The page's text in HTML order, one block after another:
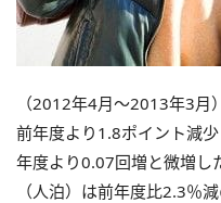
（2012年4月～2013年3月
前年度より1.8ポイント減
年度より0.07回増と微増し
（人泊）は前年度比2.3％